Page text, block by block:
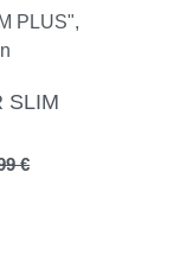
SLIM
€